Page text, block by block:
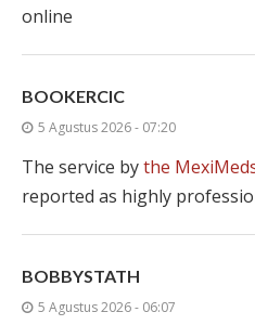
online
BOOKERCIC
5 Agustus 2026 - 07:20
The service bythe
reported as highly
BOBBYSTATH
5 Agustus 2026 - 06:07